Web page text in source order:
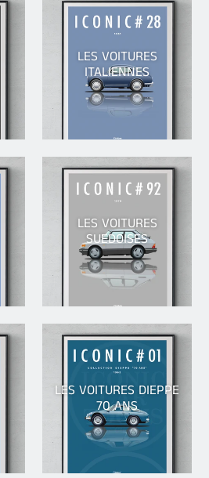
LES VOITURES
ITALIENNES
LES VOITURES
SUEDOISES
LES VOITURES DIEPPE
70 ANS